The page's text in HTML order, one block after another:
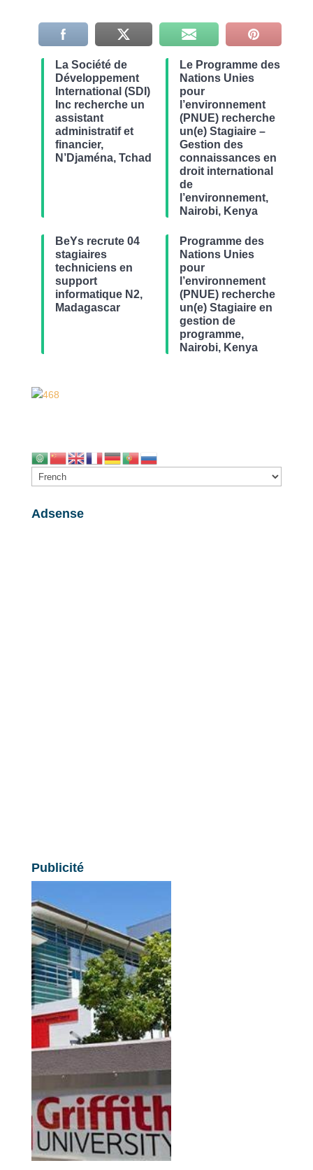
La Société de
Développement
International (SDI)
Inc recherche un
assistant
administratif et
financier,
N’Djaména, Tchad
Le Programme des
Nations Unies
pour
l’environnement
(PNUE) recherche
un(e) Stagiaire –
Gestion des
connaissances en
droit international
de
l’environnement,
Nairobi, Kenya
BeYs recrute 04
stagiaires
techniciens en
support
informatique N2,
Madagascar
Programme des
Nations Unies
pour
l’environnement
(PNUE) recherche
un(e) Stagiaire en
gestion de
programme,
Nairobi, Kenya
Adsense
Publicité